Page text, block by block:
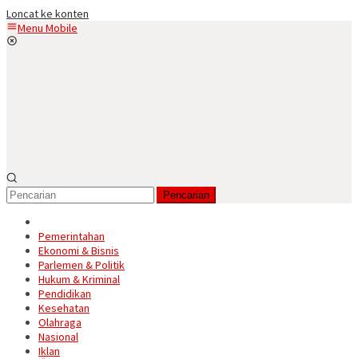
Loncat ke konten
Menu Mobile
Pencarian
Pemerintahan
Ekonomi & Bisnis
Parlemen & Politik
Hukum & Kriminal
Pendidikan
Kesehatan
Olahraga
Nasional
Iklan